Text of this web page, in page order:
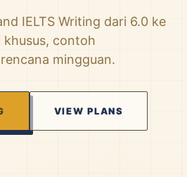
IELTS Writing dari 6.0 ke
contoh
mingguan.
VIEW PLANS